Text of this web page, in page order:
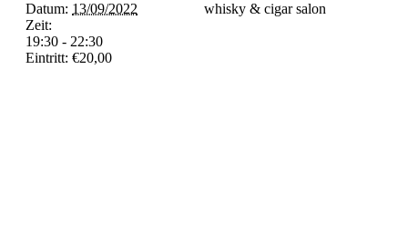
Datum: 13/09/2022
Zeit:
19:30 - 22:30
Eintritt: €20,00
whisky & cigar salon